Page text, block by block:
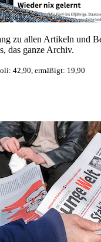
zu allen Artikeln und
das ganze Archiv.
42,90, ermäßigt: 19,90